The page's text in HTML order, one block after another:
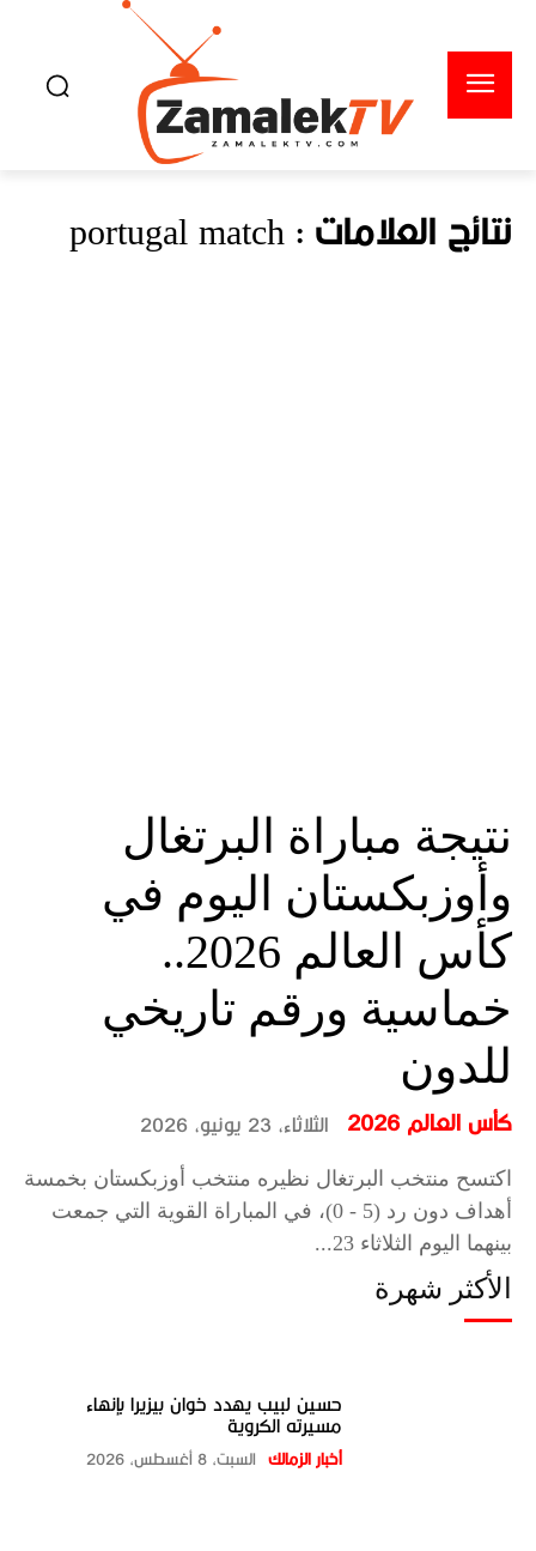
نتائج العلامات : portugal match
نتيجة مباراة البرتغال
وأوزبكستان اليوم في
كأس العالم 2026..
خماسية ورقم تاريخي
للدون
كأس العالم 2026 الثلاثاء، 23 يونيو، 2026
اكتسح منتخب البرتغال نظيره منتخب أوزبكستان بخمسة
أهداف دون رد (5 - 0)، في المباراة القوية التي جمعت
بينهما اليوم الثلاثاء 23...
الأكثر شهرة
حسين لبيب يهدد خوان بيزيرا بإنهاء
مسيرته الكروية
أخبار الزمالك السبت، 8 أغسطس، 2026